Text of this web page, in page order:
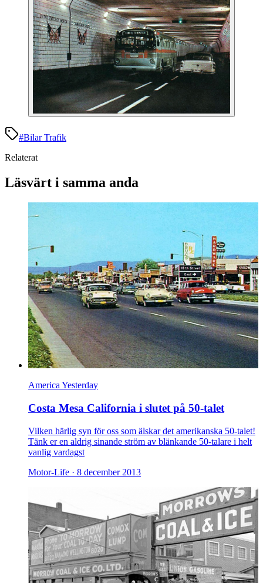
#Bilar Trafik
Relaterat
Läsvärt i samma anda
America Yesterday
Costa Mesa California i slutet på 50-talet
Vilken härlig syn för oss som älskar det amerikanska 50-talet!
Tänk er en aldrig sinande ström av blänkande 50-talare i helt
vanlig vardagst
Motor-Life · 8 december 2013